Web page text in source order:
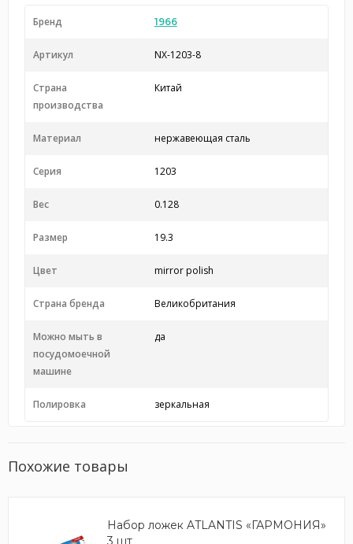
Бренд 1966
Артикул NX-1203-8
Страна
производства
Китай
Материал нержавеющая сталь
Серия 1203
Вес 0.128
Размер 19.3
Цвет mirror polish
Страна бренда Великобритания
Можно мыть в
посудомоечной
машине
да
Полировка зеркальная
Похожие товары
Набор ложек ATLANTIS «ГАРМОНИЯ»
3 шт